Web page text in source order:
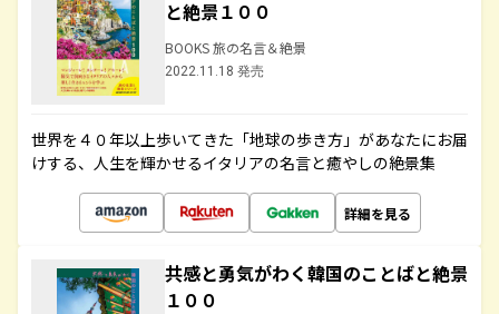
と絶景１００
BOOKS 旅の名言＆絶景
2022.11.18 発売
世界を４０年以上歩いてきた「地球の歩き方」があなたにお届
けする、人生を輝かせるイタリアの名言と癒やしの絶景集
詳細を見る
共感と勇気がわく韓国のことばと絶景
１００